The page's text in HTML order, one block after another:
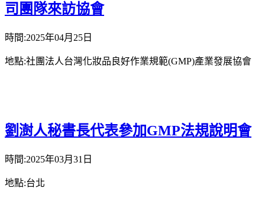
司團隊來訪協會
時間:2025年04月25日
地點:社團法人台灣化妝品良好作業規範(GMP)產業發展協會
劉澍人秘書長代表參加GMP法規說明會
時間:2025年03月31日
地點:台北